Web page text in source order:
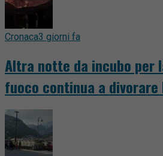
Cronaca3 giorni fa
Altra notte da incubo per
fuoco continua a divorare